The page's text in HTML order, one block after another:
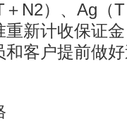
N2）、Ag（
新计收保证
客户提前做